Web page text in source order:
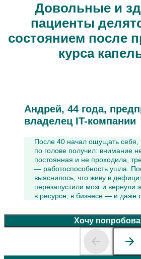
Довольные и
пациенты
состоянием после
курса
Андрей, 44 года,
владелец IT-компании
После 40 начал ощущать
по голове получил: внимание
постоянная и не проходила,
— работоспособность ушла.
выяснилось, что живу в
перезапустили мозг и вернули
в ресурсе, в бизнесе — и даже
Хочу